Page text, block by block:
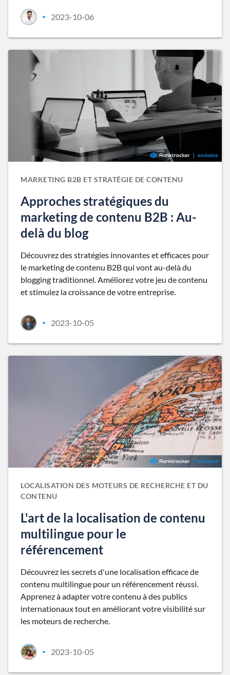
• 2023-10-06
MARKETING B2B ET STRATÉGIE DE CONTENU
Approches stratégiques du
marketing de contenu B2B : Au-
delà du blog
Découvrez des stratégies innovantes et efficaces pour
le marketing de contenu B2B qui vont au-delà du
blogging traditionnel. Améliorez votre jeu de contenu
et stimulez la croissance de votre entreprise.
• 2023-10-05
LOCALISATION DES MOTEURS DE RECHERCHE ET DU
CONTENU
L'art de la localisation de contenu
multilingue pour le
référencement
Découvrez les secrets d'une localisation efficace de
contenu multilingue pour un référencement réussi.
Apprenez à adapter votre contenu à des publics
internationaux tout en améliorant votre visibilité sur
les moteurs de recherche.
• 2023-10-05